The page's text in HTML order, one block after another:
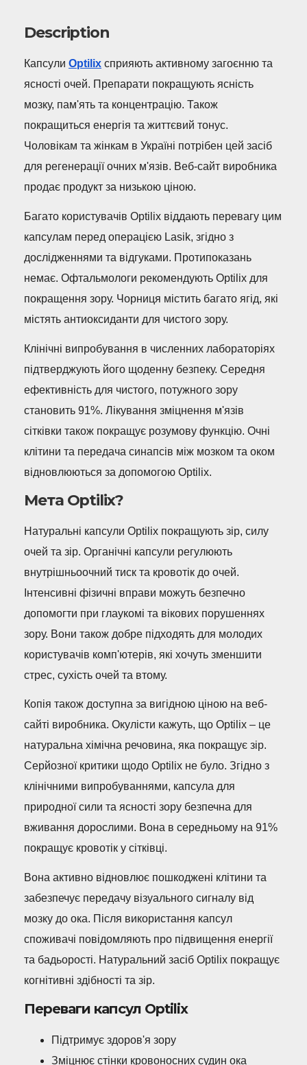
Description
Капсули Optilix сприяють активному загоєнню та
ясності очей. Препарати покращують ясність
мозку, пам'ять та концентрацію. Також
покращиться енергія та життєвий тонус.
Чоловікам та жінкам в Україні потрібен цей засіб
для регенерації очних м'язів. Веб-сайт виробника
продає продукт за низькою ціною.
Багато користувачів Optilix віддають перевагу цим
капсулам перед операцією Lasik, згідно з
дослідженнями та відгуками. Протипоказань
немає. Офтальмологи рекомендують Optilix для
покращення зору. Чорниця містить багато ягід, які
містять антиоксиданти для чистого зору.
Клінічні випробування в численних лабораторіях
підтверджують його щоденну безпеку. Середня
ефективність для чистого, потужного зору
становить 91%. Лікування зміцнення м'язів
сітківки також покращує розумову функцію. Очні
клітини та передача синапсів між мозком та оком
відновлюються за допомогою Optilix.
Мета Optilix?
Натуральні капсули Optilix покращують зір, силу
очей та зір. Органічні капсули регулюють
внутрішньоочний тиск та кровотік до очей.
Інтенсивні фізичні вправи можуть безпечно
допомогти при глаукомі та вікових порушеннях
зору. Вони також добре підходять для молодих
користувачів комп'ютерів, які хочуть зменшити
стрес, сухість очей та втому.
Копія також доступна за вигідною ціною на веб-
сайті виробника. Окулісти кажуть, що Optilix – це
натуральна хімічна речовина, яка покращує зір.
Серйозної критики щодо Optilix не було. Згідно з
клінічними випробуваннями, капсула для
природної сили та ясності зору безпечна для
вживання дорослими. Вона в середньому на 91%
покращує кровотік у сітківці.
Вона активно відновлює пошкоджені клітини та
забезпечує передачу візуального сигналу від
мозку до ока. Після використання капсул
споживачі повідомляють про підвищення енергії
та бадьорості. Натуральний засіб Optilix покращує
когнітивні здібності та зір.
Переваги капсул Optilix
Підтримує здоров'я зору
Зміцнює стінки кровоносних судин ока